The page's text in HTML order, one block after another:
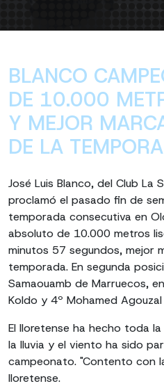
BLANCO
DE 10.000
Y MEJOR
DE LA
José Luis Blanco, del Club La
proclamó el pasado fin de
temporada consecutiva en
absoluto de 10.000 metros
minutos 57 segundos, mejor
temporada. En segunda
Samaouamb de Marruecos,
Koldo y 4º Mohamed
El lloretense ha hecho toda
la lluvia y el viento ha sido
campeonato. "Contento con
lloretense.